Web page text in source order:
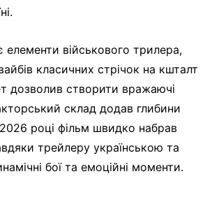
елементи військового трилера,
класичних стрічок на кшталт
дозволив створити вражаючі
склад додав глибини
році фільм швидко набрав
трейлеру українською та
бої та емоційні моменти.